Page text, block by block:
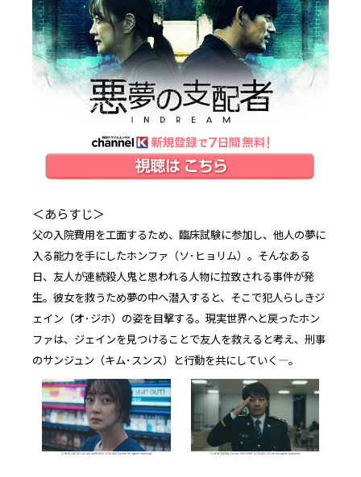
＜あらすじ＞
父の入院費用を工面するため、臨床試験に参加し、他人の夢に
入る能力を手にしたホンファ（ソ･ヒョリム）。そんなある
日、友人が連続殺人鬼と思われる人物に拉致される事件が発
生。彼女を救うため夢の中へ潜入すると、そこで犯人らしきジ
ェイン（オ･ジホ）の姿を目撃する。現実世界へと戻ったホン
ファは、ジェインを見つけることで友人を救えると考え、刑事
のサンジュン（キム･スンス）と行動を共にしていく―。